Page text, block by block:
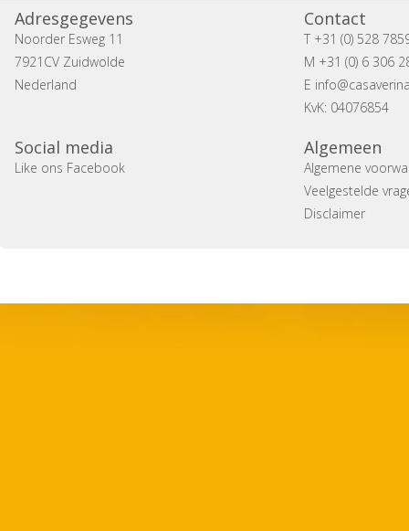
Adresgegevens
Noorder Esweg 11
7921CV Zuidwolde
Nederland
Contact
T +31 (0) 528
M +31 (0) 6 306
E
KvK: 04076854
Social media
Like ons Facebook
Algemeen
Algemene
Veelgestelde
Disclaimer